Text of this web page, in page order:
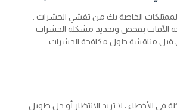
الخاصة بك من تفشي الحشرات .
الآفات بفحص وتحديد مشكلة الحشرات
قبل مناقشة حلول مكافحة الحشرات .
الأخطاء ، لا تريد الانتظار أو حل طويل.